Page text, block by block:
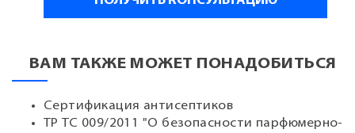
ВАМ ТАКЖЕ МОЖЕТ ПОНАДОБИТЬСЯ
Сертификация антисептиков
ТР ТС 009/2011 "О безопасности парфюмерно-